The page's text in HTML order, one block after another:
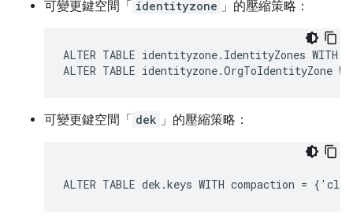
可變更鍵空間「 identityzone 」的壓縮策略：
ALTER TABLE identityzone.IdentityZones
ALTER TABLE
可變更鍵空間「 dek 」的壓縮策略：
ALTER TABLE dek.keys WITH compaction =